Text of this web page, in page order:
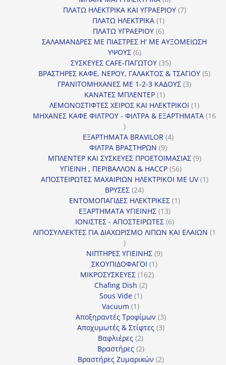
προϊόντα
ΠΛΑΤΩ ΗΛΕΚΤΡΙΚΑ ΚΑΙ ΥΓΡΑΕΡΙΟΥ 77
ΠΛΑΤΩ ΗΛΕΚΤΡΙΚΑ 11
προϊόν
ΠΛΑΤΩ ΥΓΡΑΕΡΙΟΥ 66
προϊόντα
ΣΑΛΑΜΑΝΔΡΕΣ ΜΕ ΠΙΑΣΤΡΕΣ Η' ΜΕ ΑΥΞΟΜΕΙΩΣΗ
ΥΨΟΥΣ 66
προϊόντα
ΣΥΣΚΕΥΕΣ CAFE-ΠΑΓΩΤΟΥ 3535
προϊόντα
ΒΡΑΣΤΗΡΕΣ ΚΑΦΕ, ΝΕΡΟΥ, ΓΑΛΑΚΤΟΣ & ΤΣΑΓΙΟΥ 55
ΓΡΑΝΙΤΟΜΗΧΑΝΕΣ ΜΕ 1-2-3 ΚΑΔΟΥΣ 33
ΚΑΝΑΤΕΣ ΜΠΛΕΝΤΕΡ 11
προϊόν
ΛΕΜΟΝΟΣΤΙΦΤΕΣ ΧΕΙΡΟΣ ΚΑΙ ΗΛΕΚΤΡΙΚΟΙ 11
προϊόν
ΜΗΧΑΝΕΣ ΚΑΦΕ ΦΙΛΤΡΟΥ - ΦΙΛΤΡΑ & ΕΞΑΡΤΗΜΑΤΑ 16
16
προϊόντα
ΕΞΑΡΤΗΜΑΤΑ BRAVILOR 44
ΦΙΛΤΡΑ ΒΡΑΣΤΗΡΩΝ 99
προϊόντα
ΜΠΛΕΝΤΕΡ ΚΑΙ ΣΥΣΚΕΥΕΣ ΠΡΟΕΤΟΙΜΑΣΙΑΣ 99
ΥΓΙΕΙΝΗ , ΠΕΡΙΒΑΛΛΟΝ & HACCP 5656
προϊόντα
ΑΠΟΣΤΕΙΡΩΤΕΣ ΜΑΧΑΙΡΙΩΝ ΗΛΕΚΤΡΙΚΟΙ ΜΕ UV 11
ΒΡΥΣΕΣ 2424
προϊόντα
ΕΝΤΟΜΟΠΑΓΙΔΕΣ ΗΛΕΚΤΡΙΚΕΣ 11
ΕΞΑΡΤΗΜΑΤΑ ΥΓΙΕΙΝΗΣ 1313
προϊόντα
ΙΟΝΙΣΤΕΣ - ΑΠΟΣΤΕΙΡΩΤΕΣ 66
προϊόντα
ΛΙΠΟΣΥΛΛΕΚΤΕΣ ΓΙΑ ΔΙΑΧΩΡΙΣΜΟ ΛΙΠΩΝ ΚΑΙ ΕΛΑΙΩΝ 1
1
προϊόν
ΝΙΠΤΗΡΕΣ ΥΓΙΕΙΝΗΣ 99
ΣΚΟΥΠΙΔΟΦΑΓΟΙ 11
ΜΙΚΡΟΣΥΣΚΕΥΕΣ 162162
Chafing Dish 22
Sous Vide 11
Vacuum 11
προϊόν
Αποξηραντές Τροφίμων 33
προϊόντα
Αποχυμωτές & Στίφτες 33
Βαφλιέρες 22
προϊόντα
Βραστήρες 22
προϊόντα
Βραστήρες Ζυμαρικών 22